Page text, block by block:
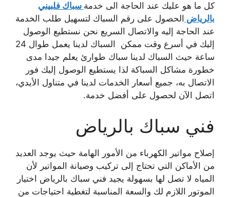
كل ما هو عليك عند الحاجة الى خدمة سباك فلبيني
بالرياض الحصول على رقم السباك لتسهيل طلب الخدمة
عند الحاجة إليه والاتصال السريع نحن نستطيع الوصول
إليك في أسرع وقت ممكن السباك لدينا يعمل طوال 24
ساعة حيث السباك لدينا سباك طوارئ يعلم جيدا مدى
خطورة مشاكل السباكة لذا يستطيع الوصول إليك فور
الاتصال به، جميع أسعار الخدمات لدينا في متناول الأيدي،
اتصل الآن لحصول على أفضل خدمة.
فني سباك بالرياض
إصلاح مواتير الكهرباء من الأمور الهامة حيث يوجد العديد
من الأماكن التي تحتاج إلى تركيب وصيانة المواتير لأن
المياه لا تصل لها بسهولة يجيد فني سباك بالرياض اختيار
الموتور اللازم لك والسعة المناسبة لتغطية احتياجات من